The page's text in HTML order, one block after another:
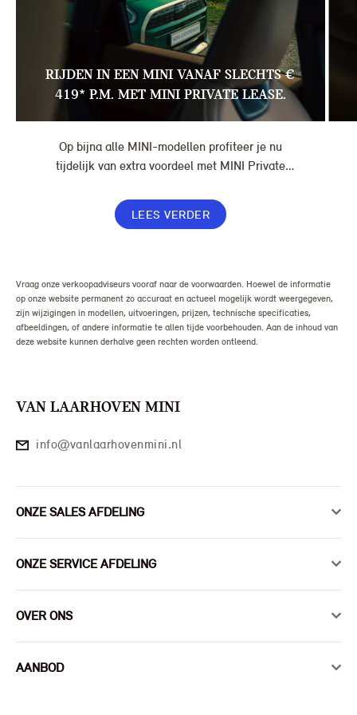
RIJDEN IN EEN MINI VANAF SLECHTS €
419* P.M. MET MINI PRIVATE LEASE.
Op bijna alle MINI-modellen profiteer je nu
tijdelijk van extra voordeel met MINI Private
maand, in plaats van € 449. Afhankelijk van de
uitvoering kan jouw voordeel nog verder oplopen.
LEES VERDER
Vraag onze verkoopadviseurs vooraf naar de voorwaarden. Hoewel de informatie
op onze website permanent zo accuraat en actueel mogelijk wordt weergegeven,
zijn wijzigingen in modellen, uitvoeringen, prijzen, technische specificaties,
afbeeldingen, of andere informatie te allen tijde voorbehouden. Aan de inhoud van
deze website kunnen derhalve geen rechten worden ontleend.
VAN LAARHOVEN MINI
info@vanlaarhovenmini.nl
ONZE SALES AFDELING
ONZE SERVICE AFDELING
OVER ONS
AANBOD